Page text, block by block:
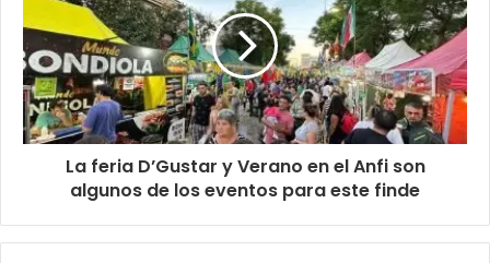
La feria D’Gustar y Verano en el Anfi son
algunos de los eventos para este finde